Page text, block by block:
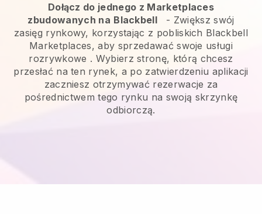
Dołącz do jednego z Marketplaces
zbudowanych na Blackbell - Zwiększ swój
zasięg rynkowy, korzystając z pobliskich Blackbell
Marketplaces, aby sprzedawać swoje usługi
rozrywkowe . Wybierz stronę, którą chcesz
przesłać na ten rynek, a po zatwierdzeniu aplikacji
zaczniesz otrzymywać rezerwacje za
pośrednictwem tego rynku na swoją skrzynkę
odbiorczą.